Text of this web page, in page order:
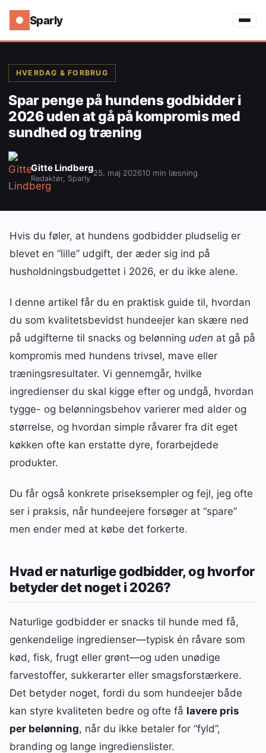
Sparly
HVERDAG & FORBRUG
Spar penge på hundens godbidder i
2026 uden at gå på kompromis med
sundhed og træning
Gitte Lindberg
Redaktør, Sparly
25. maj 202610 min læsning
Hvis du føler, at hundens godbidder pludselig er
blevet en “lille” udgift, der æder sig ind på
husholdningsbudgettet i 2026, er du ikke alene.
I denne artikel får du en praktisk guide til, hvordan
du som kvalitetsbevidst hundeejer kan skære ned
på udgifterne til snacks og belønning uden at gå på
kompromis med hundens trivsel, mave eller
træningsresultater. Vi gennemgår, hvilke
ingredienser du skal kigge efter og undgå, hvordan
tygge- og belønningsbehov varierer med alder og
størrelse, og hvordan simple råvarer fra dit eget
køkken ofte kan erstatte dyre, forarbejdede
produkter.
Du får også konkrete priseksempler og fejl, jeg ofte
ser i praksis, når hundeejere forsøger at “spare”
men ender med at købe det forkerte.
Hvad er naturlige godbidder, og hvorfor
betyder det noget i 2026?
Naturlige godbidder er snacks til hunde med få,
genkendelige ingredienser—typisk én råvare som
kød, fisk, frugt eller grønt—og uden unødige
farvestoffer, sukkerarter eller smagsforstærkere.
Det betyder noget, fordi du som hundeejer både
kan styre kvaliteten bedre og ofte få lavere pris
per belønning, når du ikke betaler for “fyld”,
branding og lange ingredienslister.